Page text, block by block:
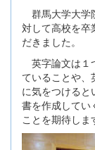
群馬大学大学
対して高校を卒
だきました。
英字論文は１
ていることや、
に気をつける
書を作成してい
ことを期待しま